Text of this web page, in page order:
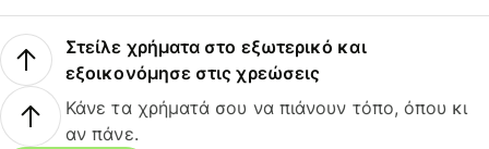
Στείλε χρήματα στο εξωτερικό και
εξοικονόμησε στις χρεώσεις
Κάνε τα χρήματά σου να πιάνουν τόπο, όπου κι
αν πάνε.